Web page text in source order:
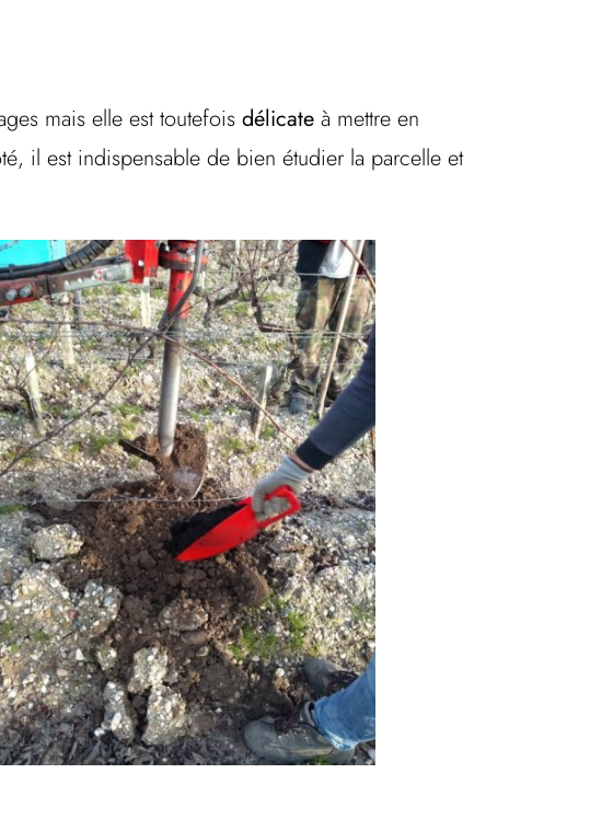
mais elle est toutefois délicate à mettre en
il est indispensable de bien étudier la parcelle et